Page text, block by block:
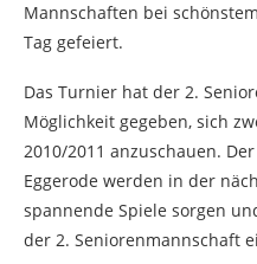
Mannschaften bei
Tag gefeiert.
Das Turnier hat der 2.
Möglichkeit gegeben, sich
2010/2011 anzuschauen.
Eggerode werden in der
spannende Spiele sorgen
der 2. Seniorenmannschaft